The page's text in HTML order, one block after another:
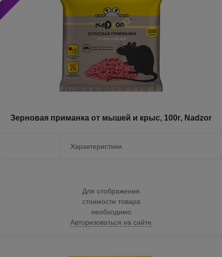
Зерновая приманка от мышей и крыс, 100г, Nadzor
Характеристики
Для отображения
стоимости товара
необходимо
Авторизоваться на сайте